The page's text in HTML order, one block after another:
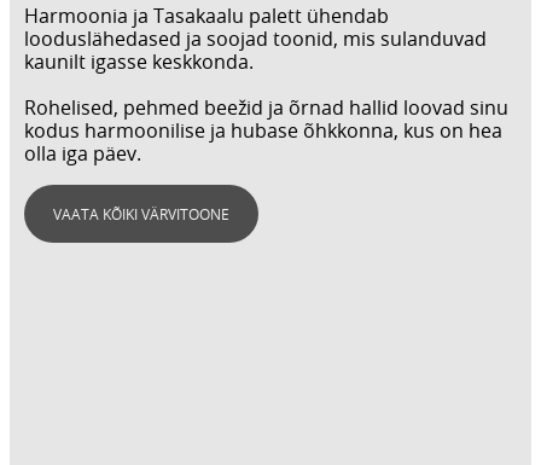
Harmoonia ja Tasakaalu palett ühendab
looduslähedased ja soojad toonid, mis sulanduvad
kaunilt igasse keskkonda.
Rohelised, pehmed beežid ja õrnad hallid loovad sinu
kodus harmoonilise ja hubase õhkkonna, kus on hea
olla iga päev.
VAATA KÕIKI VÄRVITOONE